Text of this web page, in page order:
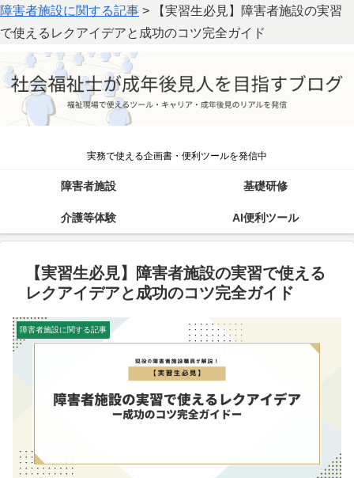
障害者施設に関する記事 >
【実習生必見】障害者施設の実習
で使えるレクアイデアと成功のコツ完全ガイド
実務で使える企画書・便利ツールを発信中
障害者施設 基礎研修
介護等体験 AI便利ツール
【実習生必見】障害者施設の実習で使える
レクアイデアと成功のコツ完全ガイド
障害者施設に関する記事